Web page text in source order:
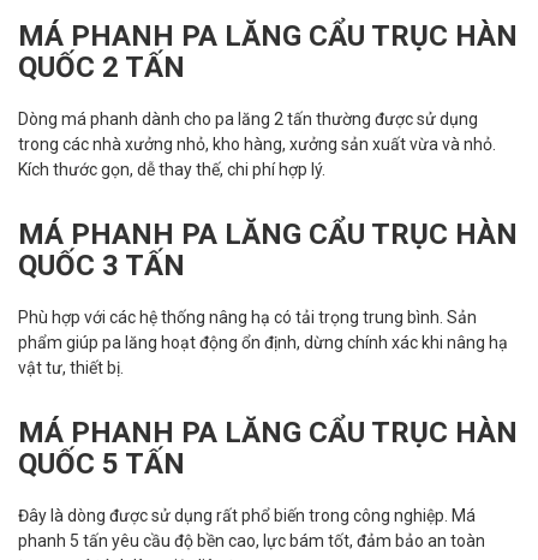
MÁ PHANH PA LĂNG CẨU TRỤC HÀN
QUỐC 2 TẤN
Dòng má phanh dành cho pa lăng 2 tấn thường được sử dụng
trong các nhà xưởng nhỏ, kho hàng, xưởng sản xuất vừa và nhỏ.
Kích thước gọn, dễ thay thế, chi phí hợp lý.
MÁ PHANH PA LĂNG CẨU TRỤC HÀN
QUỐC 3 TẤN
Phù hợp với các hệ thống nâng hạ có tải trọng trung bình. Sản
phẩm giúp pa lăng hoạt động ổn định, dừng chính xác khi nâng hạ
vật tư, thiết bị.
MÁ PHANH PA LĂNG CẨU TRỤC HÀN
QUỐC 5 TẤN
Đây là dòng được sử dụng rất phổ biến trong công nghiệp. Má
phanh 5 tấn yêu cầu độ bền cao, lực bám tốt, đảm bảo an toàn